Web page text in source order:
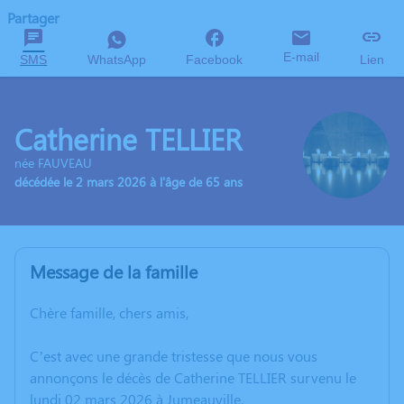
Partager
SMS WhatsApp Facebook E-mail Lien
Catherine TELLIER
née FAUVEAU
décédée le 2 mars 2026 à l'âge de 65 ans
Message de la famille
Chère famille, chers amis,
C’est avec une grande tristesse que nous vous
annonçons le décès de Catherine TELLIER survenu le
lundi 02 mars 2026 à Jumeauville.